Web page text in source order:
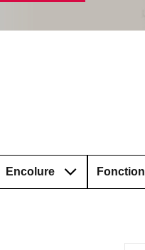
Encolure Fonction